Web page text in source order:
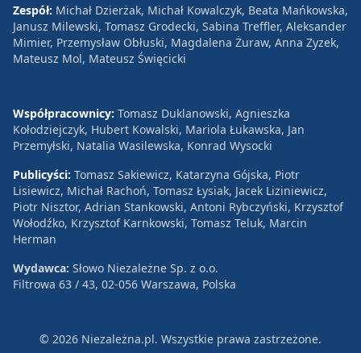
Zespół: Michał Dzierżak, Michał Kowalczyk, Beata Mańkowska,
Janusz Milewski, Tomasz Grodecki, Sabina Treffler, Aleksander
Mimier, Przemysław Obłuski, Magdalena Żuraw, Anna Zyzek,
Mateusz Mol, Mateusz Święcicki
Współpracownicy: Tomasz Duklanowski, Agnieszka
Kołodziejczyk, Hubert Kowalski, Mariola Łukawska, Jan
Przemyłski, Natalia Wasilewska, Konrad Wysocki
Publicyści: Tomasz Sakiewicz, Katarzyna Gójska, Piotr
Lisiewicz, Michał Rachoń, Tomasz Łysiak, Jacek Liziniewicz,
Piotr Nisztor, Adrian Stankowski, Antoni Rybczyński, Krzysztof
Wołodźko, Krzysztof Karnkowski, Tomasz Teluk, Marcin
Herman
Wydawca: Słowo Niezależne Sp. z o.o.
Filtrowa 63 / 43, 02-056 Warszawa, Polska
© 2026 Niezależna.pl. Wszystkie prawa zastrzeżone.